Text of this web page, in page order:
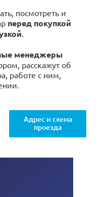
посмотреть и
перед покупкой
.
менеджеры
расскажут об
работе с ним,
Адрес и схема
проезда